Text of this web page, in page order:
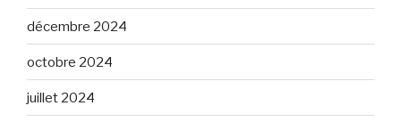
décembre 2024
octobre 2024
juillet 2024